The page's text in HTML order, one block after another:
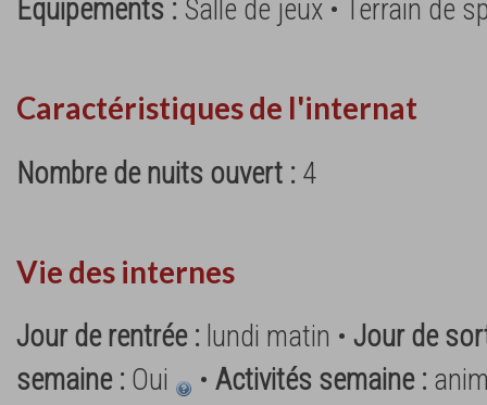
Équipements : Salle de jeux • Terrain de
Caractéristiques de l'internat
Nombre de nuits ouvert : 4
Vie des internes
Jour de rentrée : lundi matin • Jour de
semaine : Oui • Activités semaine :